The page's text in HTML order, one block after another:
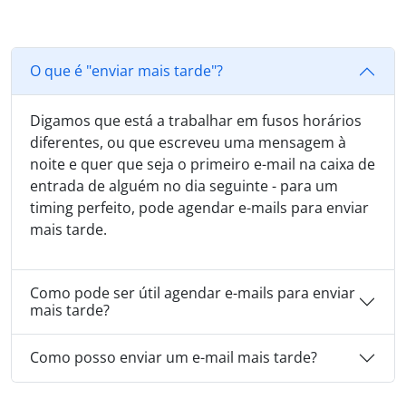
O que é "enviar mais tarde"?
Digamos que está a trabalhar em fusos horários
diferentes, ou que escreveu uma mensagem à
noite e quer que seja o primeiro e-mail na caixa de
entrada de alguém no dia seguinte - para um
timing perfeito, pode agendar e-mails para enviar
mais tarde.
Como pode ser útil agendar e-mails para enviar
mais tarde?
Como posso enviar um e-mail mais tarde?